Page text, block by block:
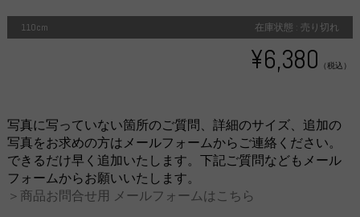
110cm 在庫状態 : 売り切れ
¥6,380 （税込）
写真に写っていない箇所のご質問、詳細のサイズ、追加の
写真をお求めの方はメールフォームからご連絡ください。
できるだけ早く追加いたします。下記ご質問などもメール
フォームからお願いいたします。
＞商品お問合せ用 メールフォームはこちら